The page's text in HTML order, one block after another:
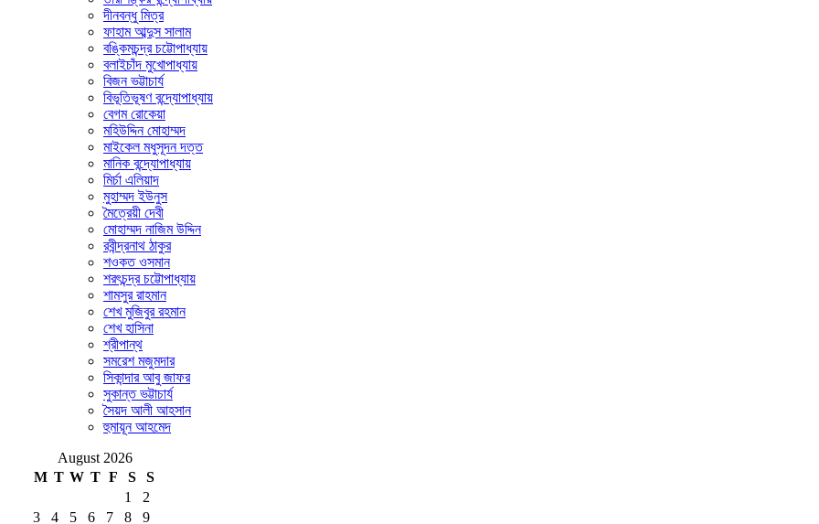
দীনবন্ধু মিত্র
ফাহাম আব্দুস সালাম
বঙ্কিমচন্দ্র চট্টোপাধ্যায়
বলাইচাঁদ মুখোপাধ্যায়
বিজন ভট্টাচার্য
বিভূতিভূষণ বন্দ্যোপাধ্যায়
বেগম রোকেয়া
মহিউদ্দিন মোহাম্মদ
মাইকেল মধুসূদন দত্ত
মানিক বন্দ্যোপাধ্যায়
মির্চা এলিয়াদ
মুহাম্মদ ইউনুস
মৈত্রেয়ী দেবী
মোহাম্মদ নাজিম উদ্দিন
রবীন্দ্রনাথ ঠাকুর
শওকত ওসমান
শরৎচন্দ্র চট্টোপাধ্যায়
শামসুর রাহমান
শেখ মুজিবুর রহমান
শেখ হাসিনা
শ্রীপান্থ
সমরেশ মজুমদার
সিকান্দার আবু জাফর
সুকান্ত ভট্টাচার্য
সৈয়দ আলী আহসান
হুমায়ূন আহমেদ
August 2026
M T W T F S
S
1
2
3
4 5 6 7 8 9